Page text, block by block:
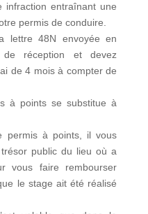
infraction entraînant une
permis de conduire.
lettre 48N envoyée en
de réception et devez
de 4 mois à compter de
à points se substitue à
permis à points, il vous
public du lieu où a
vous faire rembourser
le stage ait été réalisé